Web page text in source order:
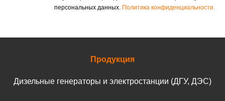
персональных данных. Политика конфиденциальности.
Продукция
Дизельные генераторы и электростанции (ДГУ, ДЭС)